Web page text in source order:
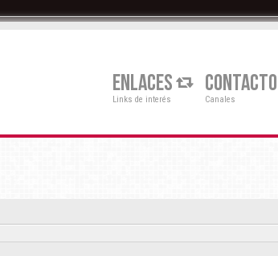
ENLACES
Links de interés
CONTACTO
Canales